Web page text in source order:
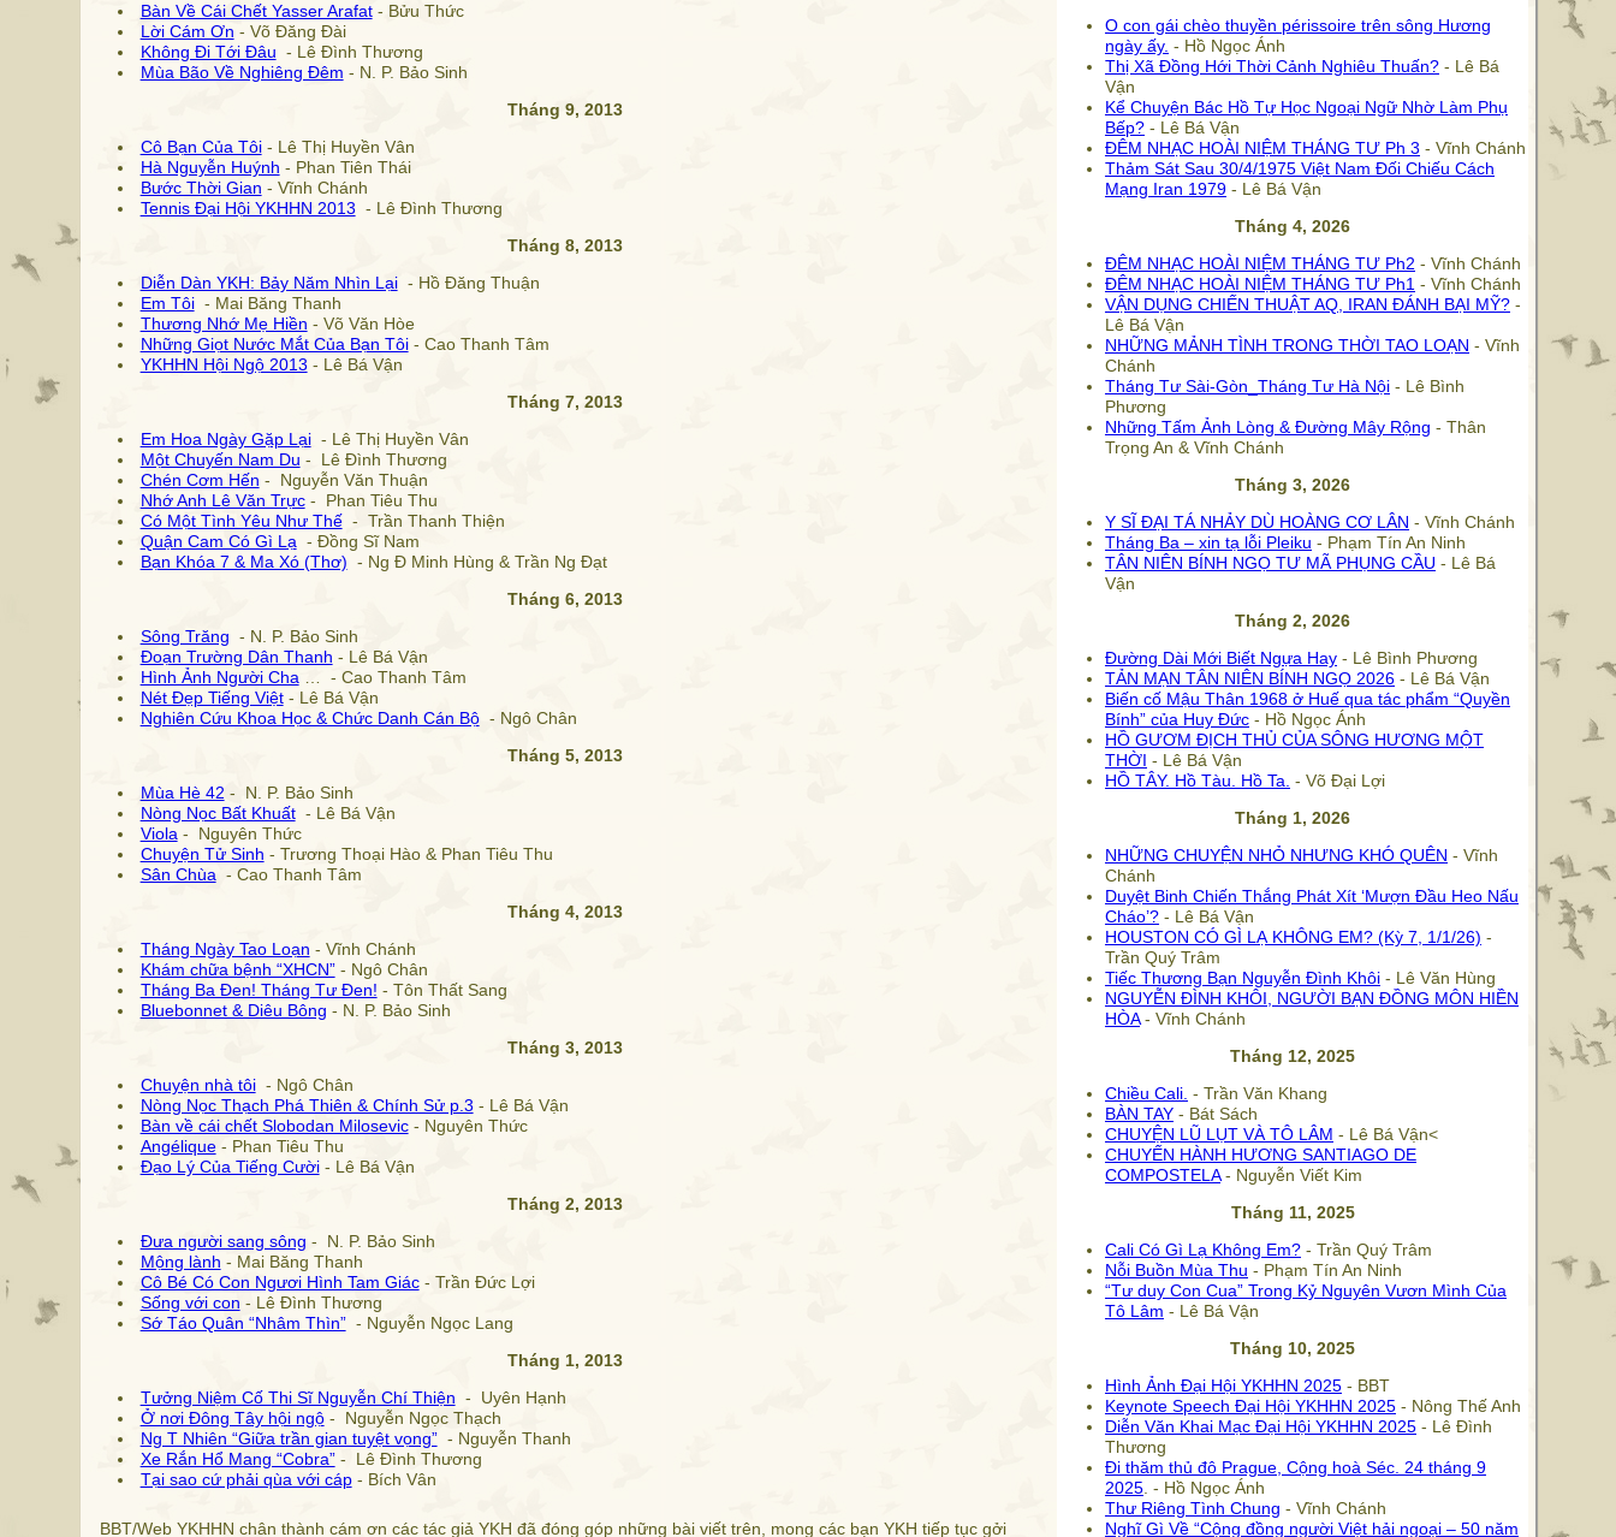
Bàn Về Cái Chết Yasser Arafat- Bửu Thức
Lời Cám Ơn - Võ Đăng Đài
Không Đi Tới Đâu - Lê Đình Thương
Mùa Bão Về Nghiêng Đêm - N. P. Bảo Sinh
Tháng 9, 2013
Cô Bạn Của Tôi- Lê Thị Huyền Vân
Hà Nguyễn Huýnh - Phan Tiên Thái
Bước Thời Gian - Vĩnh Chánh
Tennis Đại Hội YKHHN 2013 - Lê Đình Thương
Tháng 8, 2013
Diễn Dàn YKH: Bảy Năm Nhìn Lại- Hồ Đăng Thuận
Em Tôi- Mai Băng Thanh
Thương Nhớ Mẹ Hiền - Võ Văn Hòe
Những Giọt Nước Mắt Của Bạn Tôi- Cao Thanh Tâm
YKHHN Hội Ngộ 2013 - Lê Bá Vận
Tháng 7, 2013
Em Hoa Ngày Gặp Lại- Lê Thị Huyền Vân
Một Chuyến Nam Du - Lê Đình Thương
Chén Cơm Hến - Nguyễn Văn Thuận
Nhớ Anh Lê Văn Trực- Phan Tiêu Thu
Có Một Tình Yêu Như Thế- Trần Thanh Thiện
Quận Cam Có Gì Lạ- Đồng Sĩ Nam
Bạn Khóa 7 & Ma Xó (Thơ) - Ng Đ Minh Hùng & Trần Ng Đạt
Tháng 6, 2013
Sông Trăng - N. P. Bảo Sinh
Đoạn Trường Dân Thanh - Lê Bá Vận
Hình Ảnh Người Cha… - Cao Thanh Tâm
Nét Đẹp Tiếng Việt- Lê Bá Vận
Nghiên Cứu Khoa Học & Chức Danh Cán Bộ- Ngô Chân
Tháng 5, 2013
Mùa Hè 42 - N. P. Bảo Sinh
Nòng Nọc Bất Khuất- Lê Bá Vận
Viola- Nguyên Thức
Chuyện Tử Sinh - Trương Thoại Hào & Phan Tiêu Thu
Sân Chùa- Cao Thanh Tâm
Tháng 4, 2013
Tháng Ngày Tao Loạn - Vĩnh Chánh
Khám chữa bệnh “XHCN”- Ngô Chân
Tháng Ba Đen! Tháng Tư Đen! - Tôn Thất Sang
Bluebonnet & Diêu Bông - N. P. Bảo Sinh
Tháng 3, 2013
Chuyện nhà tôi- Ngô Chân
Nòng Nọc Thạch Phá Thiên & Chính Sử p.3- Lê Bá Vận
Bàn về cái chết Slobodan Milosevic- Nguyên Thức
Angélique- Phan Tiêu Thu
Đạo Lý Của Tiếng Cười- Lê Bá Vận
Tháng 2, 2013
Đưa người sang sông - N. P. Bảo Sinh
Mộng lành - Mai Băng Thanh
Cô Bé Có Con Ngươi Hình Tam Giác- Trần Đức Lợi
Sống với con - Lê Đình Thương
Sớ Táo Quân “Nhâm Thìn”- Nguyễn Ngọc Lang
Tháng 1, 2013
Tưởng Niệm Cố Thi Sĩ Nguyễn Chí Thiện - Uyên Hạnh
Ở nơi Đông Tây hội ngộ- Nguyễn Ngọc Thạch
Ng T Nhiên “Giữa trần gian tuyệt vọng”- Nguyễn Thanh
Xe Rắn Hổ Mang “Cobra”- Lê Đình Thương
Tại sao cứ phải qùa với cáp- Bích Vân
BBT/Web YKHHN chân thành cám ơn các tác giả YKH đã đóng góp những bài viết trên, mong các bạn YKH tiếp tục gởi
O con gái chèo thuyền périssoire trên sông Hương
ngày ấy. - Hồ Ngọc Ánh
Thị Xã Đồng Hới Thời Cảnh Nghiêu Thuấn?- Lê Bá
Vận
Kể Chuyện Bác Hồ Tự Học Ngoại Ngữ Nhờ Làm Phụ
Bếp?- Lê Bá Vận
ĐÊM NHẠC HOÀI NIỆM THÁNG TƯ Ph 3 - Vĩnh Chánh
Thảm Sát Sau 30/4/1975 Việt Nam Đối Chiếu Cách
Mạng Iran 1979- Lê Bá Vận
Tháng 4, 2026
ĐÊM NHẠC HOÀI NIỆM THÁNG TƯ Ph2 - Vĩnh Chánh
ĐÊM NHẠC HOÀI NIỆM THÁNG TƯ Ph1- Vĩnh Chánh
VẬN DỤNG CHIẾN THUẬT AQ, IRAN ĐÁNH BẠI MỸ?-
Lê Bá Vận
NHỮNG MẢNH TÌNH TRONG THỜI TAO LOẠN - Vĩnh
Chánh
Tháng Tư Sài-Gòn_Tháng Tư Hà Nội- Lê Bình
Phương
Những Tấm Ảnh Lòng & Đường Mây Rộng - Thân
Trọng An & Vĩnh Chánh
Tháng 3, 2026
Y SĨ ĐẠI TÁ NHẢY DÙ HOÀNG CƠ LÂN - Vĩnh Chánh
Tháng Ba – xin tạ lỗi Pleiku - Phạm Tín An Ninh
TÂN NIÊN BÍNH NGỌ TƯ MÃ PHỤNG CẦU - Lê Bá
Vận
Tháng 2, 2026
Đường Dài Mới Biết Ngựa Hay- Lê Bình Phương
TẢN MẠN TÂN NIÊN BÍNH NGỌ 2026- Lê Bá Vận
Biến cố Mậu Thân 1968 ở Huế qua tác phẩm “Quyền
Bính” của Huy Đức- Hồ Ngọc Ánh
HỒ GƯƠM ĐỊCH THỦ CỦA SÔNG HƯƠNG MỘT
THỜI - Lê Bá Vận
HỒ TÂY. Hồ Tàu. Hồ Ta. - Võ Đại Lợi
Tháng 1, 2026
NHỮNG CHUYỆN NHỎ NHƯNG KHÓ QUÊN - Vĩnh
Chánh
Duyệt Binh Chiến Thắng Phát Xít ‘Mượn Đầu Heo Nấu
Cháo’?- Lê Bá Vận
HOUSTON CÓ GÌ LẠ KHÔNG EM? (Kỳ 7, 1/1/26) -
Trần Quý Trâm
Tiếc Thương Bạn Nguyễn Đình Khôi- Lê Văn Hùng
NGUYỄN ĐÌNH KHÔI, NGƯỜI BẠN ĐỒNG MÔN HIỀN
HÒA- Vĩnh Chánh
Tháng 12, 2025
Chiều Cali. - Trần Văn Khang
BÀN TAY- Bát Sách
CHUYỆN LŨ LỤT VÀ TÔ LÂM - Lê Bá Vận<
CHUYẾN HÀNH HƯƠNG SANTIAGO DE
COMPOSTELA- Nguyễn Viết Kim
Tháng 11, 2025
Cali Có Gì Lạ Không Em?- Trần Quý Trâm
Nỗi Buồn Mùa Thu - Phạm Tín An Ninh
“Tư duy Con Cua” Trong Kỷ Nguyên Vươn Mình Của
Tô Lâm - Lê Bá Vận
Tháng 10, 2025
Hình Ảnh Đại Hội YKHHN 2025- BBT
Keynote Speech Đại Hội YKHHN 2025- Nông Thế Anh
Diễn Văn Khai Mạc Đại Hội YKHHN 2025- Lê Đình
Thương
Đi thăm thủ đô Prague, Cộng hoà Séc. 24 tháng 9
2025. - Hồ Ngọc Ánh
Thư Riêng Tình Chung - Vĩnh Chánh
Nghĩ Gì Về “Cộng đồng người Việt hải ngoại – 50 năm